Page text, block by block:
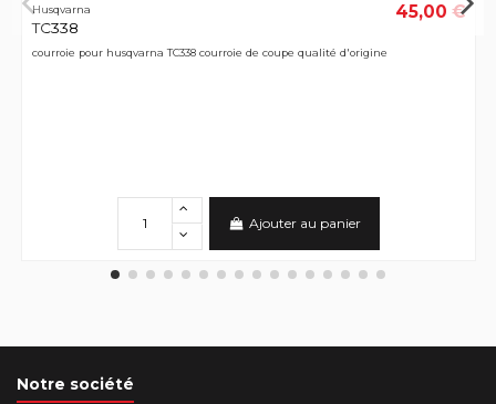
Husqvarna
TC338
45,00 €
courroie pour husqvarna TC338 courroie de coupe qualité d'origine
Ajouter au panier
Notre société